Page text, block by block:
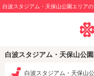
白波スタジアム・天保山公園エリア
白波スタジアム・天保山公
白波スタジアム・天保山